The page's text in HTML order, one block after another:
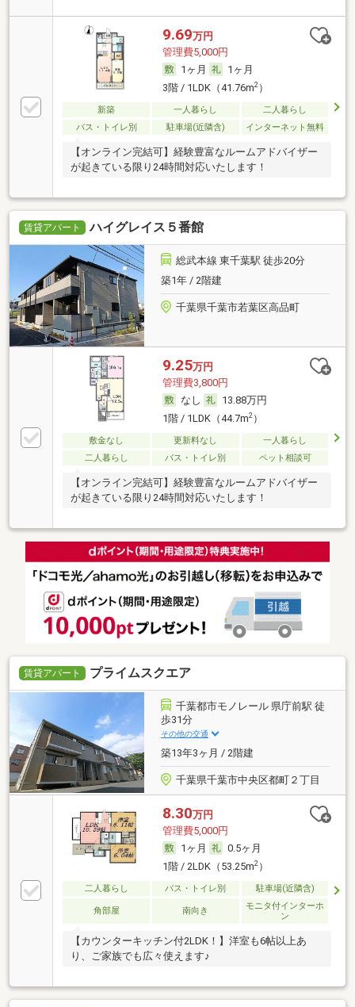
9.69万円
管理費5,000円
1ヶ月
1ヶ月
3階 / 1LDK（41.76m2）
新築 一人暮らし
二人暮らし
バス・トイレ別
駐車場(近隣含) インターネット無料
【オンライン完結可】経験豊富なルームアドバイザー
が起きている限り24時間対応いたします！
賃貸アパート ハイグレイス５番館
総武本線 東千葉駅 徒歩20分
築1年 / 2階建
千葉県千葉市若葉区高品町
9.25万円
管理費3,800円
なし
13.88万円
1階 / 1LDK（44.7m2）
敷金なし 更新料なし
一人暮らし
二人暮らし
バス・トイレ別 ペット相談可
【オンライン完結可】経験豊富なルームアドバイザー
が起きている限り24時間対応いたします！
賃貸アパート プライムスクエア
千葉都市モノレール 県庁前駅 徒
歩31分
その他の交通
築13年3ヶ月 / 2階建
千葉県千葉市中央区都町２丁目
8.30万円
管理費5,000円
1ヶ月
0.5ヶ月
1階 / 2LDK（53.25m2）
二人暮らし バス・トイレ別 駐車場(近隣含)
角部屋 南向き
モニタ付インターホ
ン
【カウンターキッチン付2LDK！】洋室も6帖以上あ
り、ご家族でも広々使えます♪